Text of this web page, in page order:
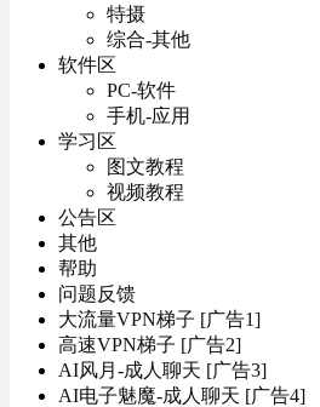
特摄
综合-其他
软件区
PC-软件
手机-应用
学习区
图文教程
视频教程
公告区
其他
帮助
问题反馈
大流量VPN梯子 [广告1]
高速VPN梯子 [广告2]
AI风月-成人聊天 [广告3]
AI电子魅魔-成人聊天 [广告4]